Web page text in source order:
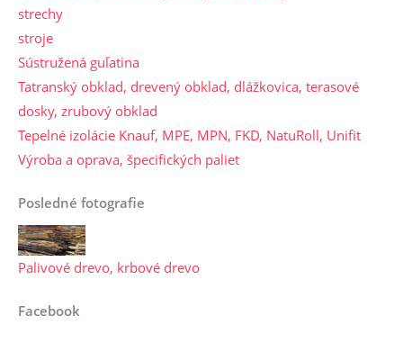
strechy
stroje
Sústružená guľatina
Tatranský obklad, drevený obklad, dlážkovica, terasové
dosky, zrubový obklad
Tepelné izolácie Knauf, MPE, MPN, FKD, NatuRoll, Unifit
Výroba a oprava, špecifických paliet
Posledné fotografie
Palivové drevo, krbové drevo
Facebook